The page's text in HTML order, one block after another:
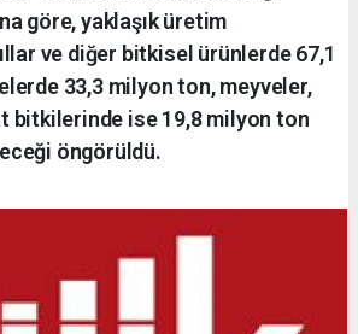
göre, yaklaşık üretim
ve diğer bitkisel ürünlerde 67,1
33,3 milyon ton, meyveler,
bitkilerinde ise 19,8 milyon ton
öngörüldü.